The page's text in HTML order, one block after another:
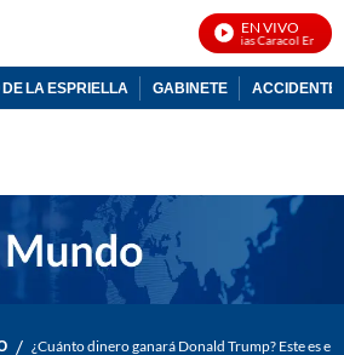
EN VIVO
Noticias Caracol En Vivo
LA ESPRIELLA GABINETE ACCIDENTE
/ ¿Cuánto dinero ganará Donald Trump? Este es